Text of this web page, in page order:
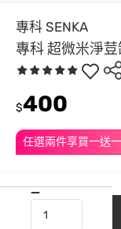
專科 SENKA
專科 超微米淨
任選兩件享買一送
$400